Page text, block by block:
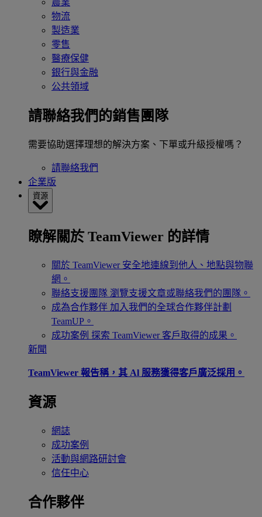
物流
製造業
零售
醫療保健
銀行與金融
公共領域
請聯絡我們的銷售團隊
需要協助選擇理想的解決方案、下單或升級授權嗎？
請聯絡我們
企業版
資源
瞭解關於 TeamViewer 的詳情
關於 TeamViewer 安全地連線到他人、地點與物聯
網。
聯絡支援團隊 瀏覽支援文章或聯絡我們的團隊。
成為合作夥伴 加入我們的全球合作夥伴計劃
TeamUP。
成功案例 探索 TeamViewer 客戶取得的成果。
新聞
TeamViewer 報告稱，其 Al 服務獲得客戶廣泛採用。
資源
網誌
成功案例
活動與網路研討會
信任中心
合作夥伴